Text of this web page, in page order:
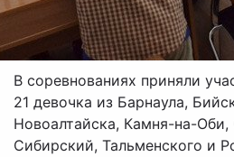
В соревнованиях приняли
21 девочка из Барнаула,
Новоалтайска, Камня-на-
Сибирский, Тальменского и